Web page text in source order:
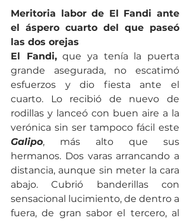
Meritoria labor de El Fandi ante
el áspero cuarto del que paseó
las dos orejas
El Fandi, que ya tenía la puerta
grande asegurada, no escatimó
esfuerzos y dio fiesta ante el
cuarto. Lo recibió de nuevo de
rodillas y lanceó con buen aire a la
Galipo, más alto que sus
hermanos. Dos varas arrancando a
distancia, aunque sin meter la cara
abajo. Cubrió banderillas con
sensacional lucimiento, de dentro a
fuera, de gran sabor el tercero, al